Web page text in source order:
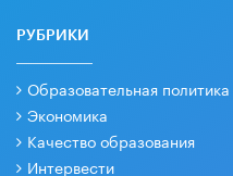
РУБРИКИ
Образовательная политика
Экономика
Качество образования
Интервести